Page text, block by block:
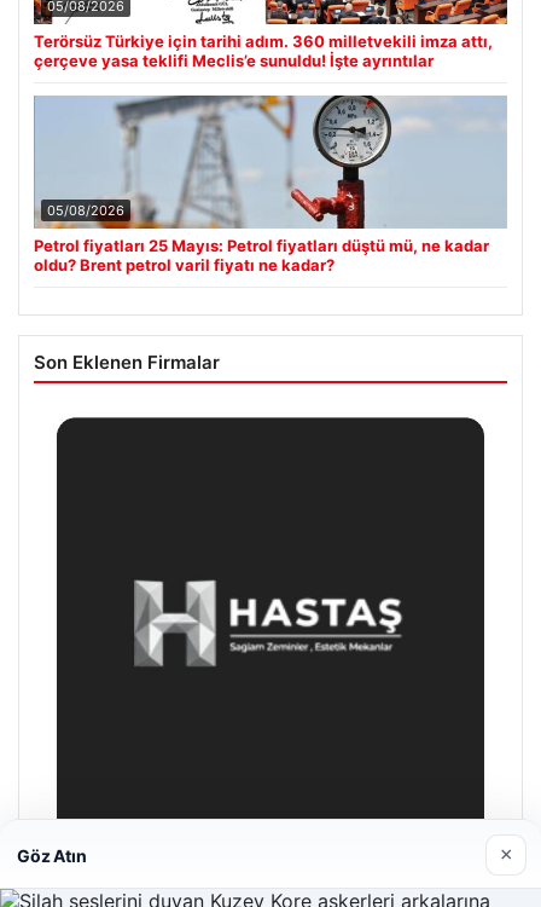
05/08/2026
Terörsüz Türkiye için tarihi adım. 360 milletvekili imza attı,
çerçeve yasa teklifi Meclis’e sunuldu! İşte ayrıntılar
05/08/2026
Petrol fiyatları 25 Mayıs: Petrol fiyatları düştü mü, ne kadar
oldu? Brent petrol varil fiyatı ne kadar?
Son Eklenen Firmalar
Hastaş Beton
Göz Atın ×